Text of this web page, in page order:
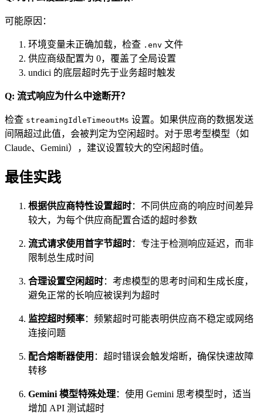
可能原因：
环境变量未正确加载，检查 .env 文件
供应商级配置为 0，覆盖了全局设置
undici 的底层超时先于业务超时触发
Q: 流式响应为什么中途断开？
检查 streamingIdleTimeoutMs 设置。如果供应商的数据发送
间隔超过此值，会被判定为空闲超时。对于思考型模型（如
Claude、Gemini），建议设置较大的空闲超时值。
最佳实践
根据供应商特性设置超时：不同供应商的响应时间差异
较大，为每个供应商配置合适的超时参数
流式请求使用首字节超时：专注于检测响应延迟，而非
限制总生成时间
合理设置空闲超时：考虑模型的思考时间和生成长度，
避免正常的长响应被误判为超时
监控超时频率：频繁超时可能表明供应商不稳定或网络
连接问题
配合熔断器使用 ：超时错误会触发熔断，确保快速故障
转移
Gemini 模型特殊处理：使用 Gemini 思考模型时，适当
增加 API 测试超时